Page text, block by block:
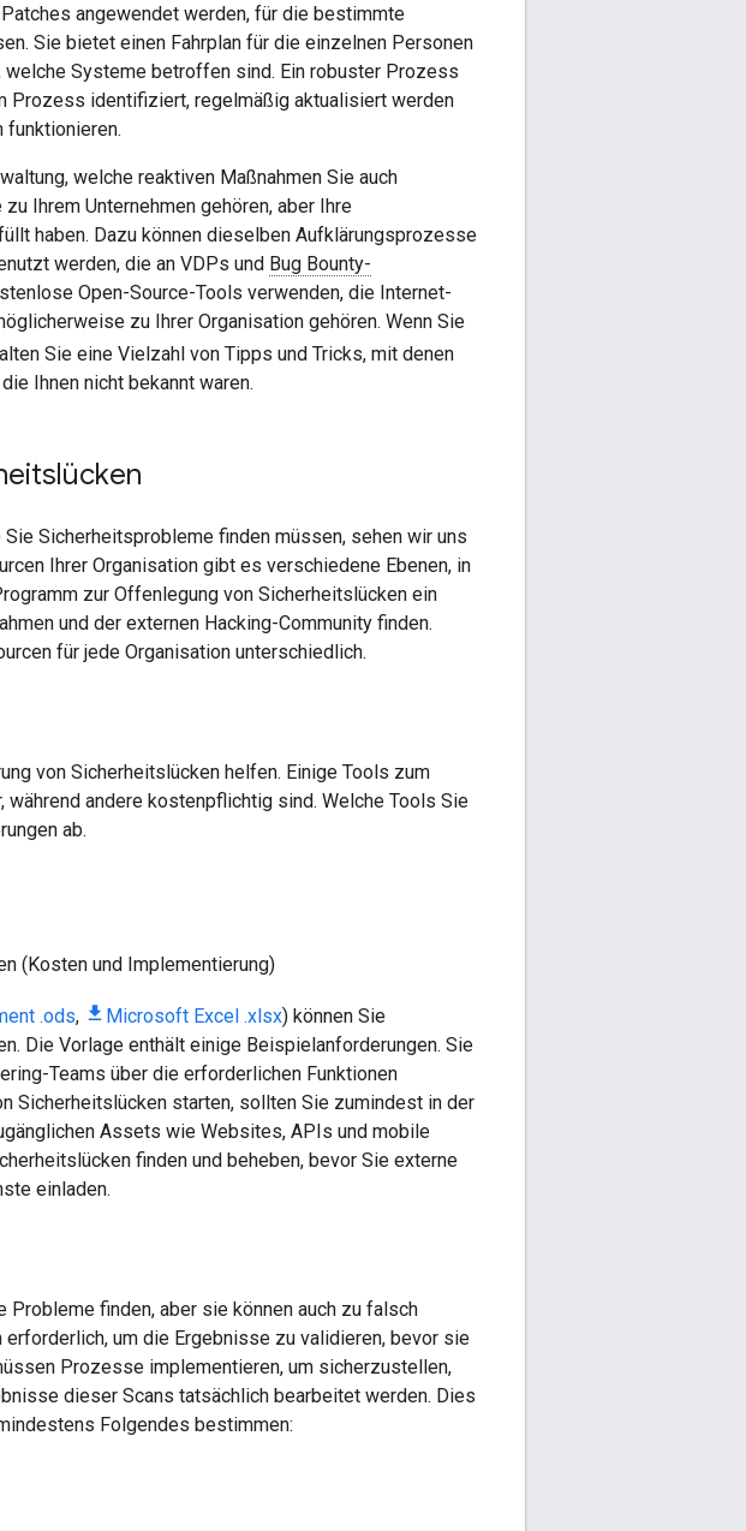
angewendet werden, für die bestimmte
Sie bietet einen Fahrplan für die einzelnen Personen
Systeme betroffen sind. Ein robuster Prozess
Prozess identifiziert, regelmäßig aktualisiert werden
funktionieren.
welche reaktiven Maßnahmen Sie auch
Ihrem Unternehmen gehören, aber Ihre
haben. Dazu können dieselben Aufklärungsprozesse
werden, die an VDPs und Bug Bounty-
Open-Source-Tools verwenden, die Internet-
zu Ihrer Organisation gehören. Wenn Sie
Sie eine Vielzahl von Tipps und Tricks, mit denen
Ihnen nicht bekannt waren.
Sie Sicherheitsprobleme finden müssen, sehen wir uns
Ihrer Organisation gibt es verschiedene Ebenen, in
zur Offenlegung von Sicherheitslücken ein
und der externen Hacking-Community finden.
für jede Organisation unterschiedlich.
von Sicherheitslücken helfen. Einige Tools zum
andere kostenpflichtig sind. Welche Tools Sie
ab.
(Kosten und Implementierung)
.ods, Microsoft Excel .xlsx) können Sie
Die Vorlage enthält einige Beispielanforderungen. Sie
Teams über die erforderlichen Funktionen
Sicherheitslücken starten, sollten Sie zumindest in der
Assets wie Websites, APIs und mobile
finden und beheben, bevor Sie externe
einladen.
finden, aber sie können auch zu falsch
um die Ergebnisse zu validieren, bevor sie
Prozesse implementieren, um sicherzustellen,
dieser Scans tatsächlich bearbeitet werden. Dies
Folgendes bestimmen: